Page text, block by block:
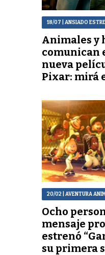
18/07 | ANSIADO
Animales y
comunican
nueva
Pixar: mirá
20/02 | AVENTURA
Ocho
mensaje
estrenó
su primera